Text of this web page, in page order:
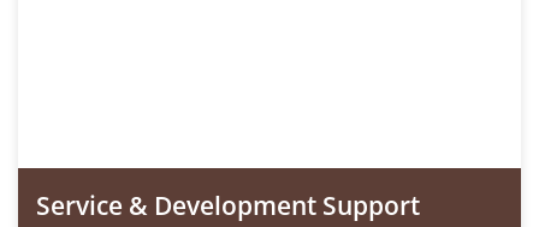
Service & Development Support